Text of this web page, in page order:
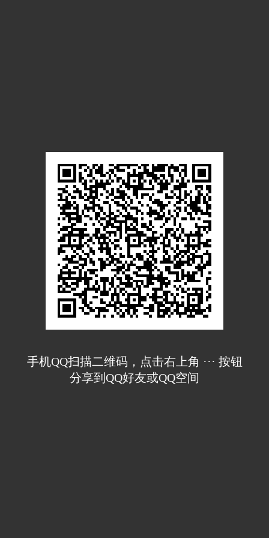
手机QQ扫描二维码，点击右上角 ··· 按钮
分享到QQ好友或QQ空间